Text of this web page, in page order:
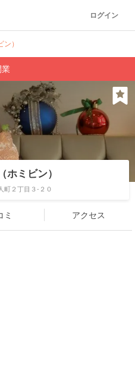
ログイン
）
業
ホミビン）
町２丁目３-２０
ミ アクセス